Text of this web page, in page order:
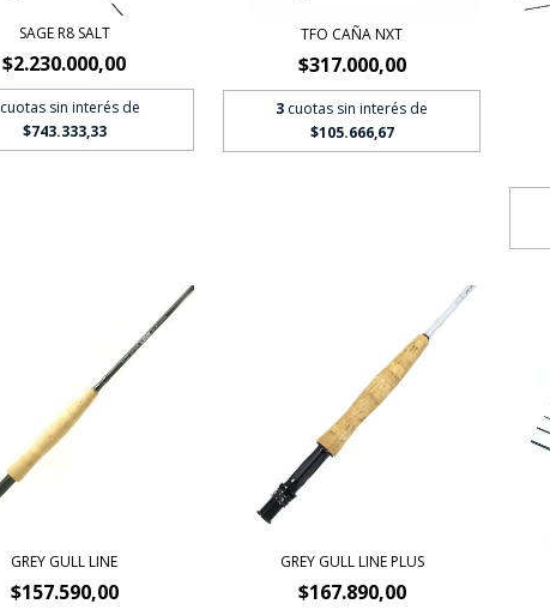
SAGE R8 SALT
$2.230.000,00
cuotas sin interés de
$743.333,33
TFO CAÑA NXT
$317.000,00
3 cuotas sin interés de
$105.666,67
GREY GULL LINE
$157.590,00
GREY GULL LINE PLUS
$167.890,00